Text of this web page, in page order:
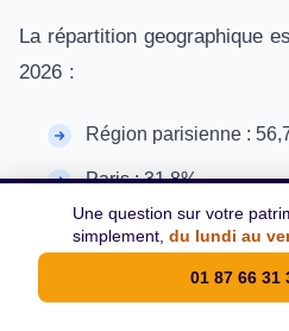
La répartition geographique
2026 :
Région parisienne :
Paris : 31,8%
Régions : 11,5%
Une question sur votre
simplement, du lundi au
01 87 66 31